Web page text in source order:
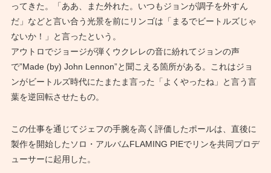
ってきた。「ああ、また外れた。いつもジョンが調子を外すん
だ」などと言い合う光景を前にリンゴは「まるでビートルズじゃ
ないか！」と言ったという。
アウトロでジョージが弾くウクレレの音に紛れてジョンの声
で”Made (by) John Lennon”と聞こえる箇所がある。これはジョ
ンがビートルズ時代にたまたま言った「よくやったね」と言う言
葉を逆回転させたもの。
この仕事を通じてジェフの手腕を高く評価したポールは、直後に
製作を開始したソロ・アルバムFLAMING PIEでリンを共同プロデ
ューサーに起用した。